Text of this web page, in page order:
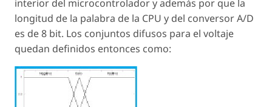
interior del microcontrolador y además por que la
longitud de la palabra de la CPU y del conversor A/D
es de 8 bit. Los conjuntos difusos para el voltaje
quedan definidos entonces como: